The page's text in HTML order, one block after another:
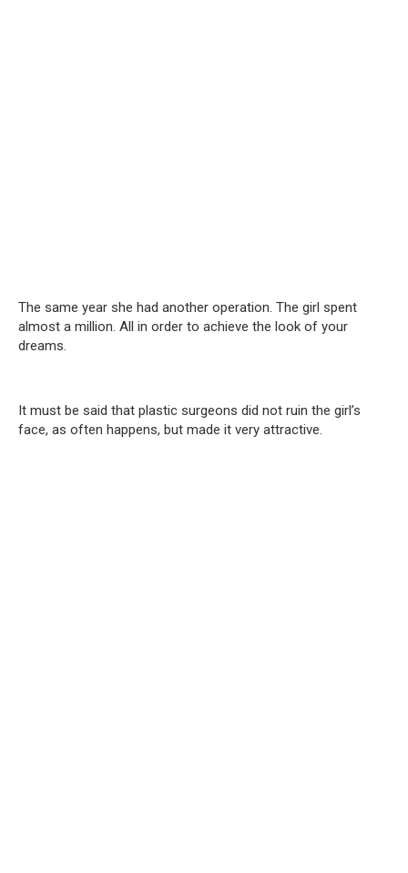
The same year she had another operation. The girl spent
almost a million. All in order to achieve the look of your
dreams.
It must be said that plastic surgeons did not ruin the girl’s
face, as often happens, but made it very attractive.